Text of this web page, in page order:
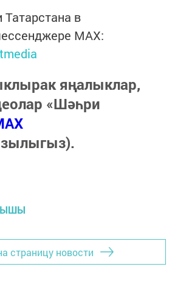
Татарстана в
MАХ:
яңалыклар,
«Шәһри
страницу новости